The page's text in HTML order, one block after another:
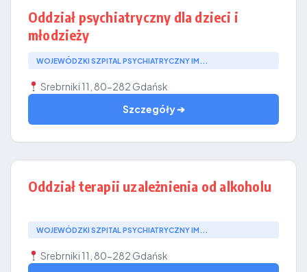
Oddział psychiatryczny dla dzieci i
młodzieży
WOJEWÓDZKI SZPITAL PSYCHIATRYCZNY IM...
Srebrniki 11, 80-282 Gdańsk
Szczegóły ➔
Oddział terapii uzależnienia od alkoholu
WOJEWÓDZKI SZPITAL PSYCHIATRYCZNY IM...
Srebrniki 11, 80-282 Gdańsk